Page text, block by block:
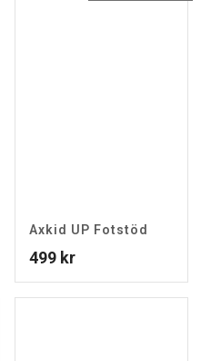
Axkid UP Fotstöd
499 kr